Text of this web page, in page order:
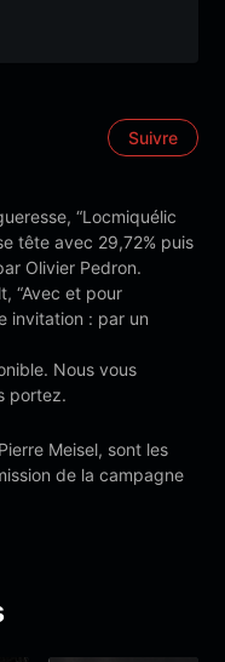
Suivre
“Locmiquélic
tête avec 29,72% puis
Olivier Pedron.
“Avec et pour
invitation : par un
Nous vous
portez.
Meisel, sont les
de la campagne